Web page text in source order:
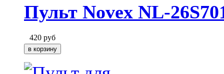
Пульт Novex NL-
420 руб